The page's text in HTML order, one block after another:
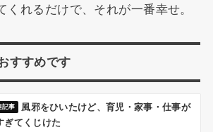
くれるだけで、それが一番幸せ。
すすめです
風邪をひいたけど、育児・家事・仕事が
ぎてくじけた